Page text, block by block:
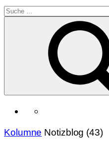
Kolumne Notizblog (43)